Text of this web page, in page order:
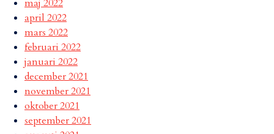
maj 2022
april 2022
mars 2022
februari 2022
januari 2022
december 2021
november 2021
oktober 2021
september 2021